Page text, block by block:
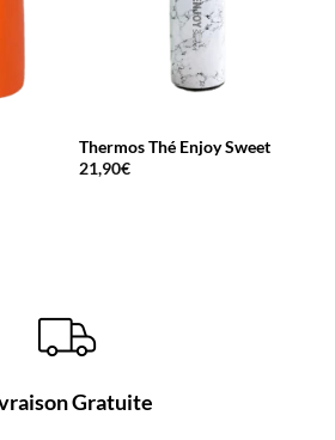
Thermos Thé Enjoy Sweet
21,90€
Gratuite